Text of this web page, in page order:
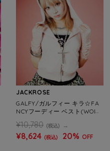
JACKROSE
GALFY/ガルフィー キラ☆FA
NCYフーディー ベスト(WOME
¥10,780 (税込)
¥8,624 (税込) 20% OFF